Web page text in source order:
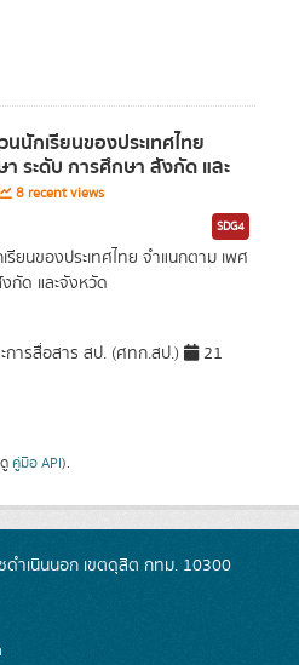
นักเรียนของประเทศไทย
ระดับ การศึกษา สังกัด และ
8 recent views
SDG4
ยนของประเทศไทย จำแนกตาม เพศ
กัด และจังหวัด
การสื่อสาร สป. (ศทก.สป.)
21
คู่มือ API).
ดำเนินนอก เขตดุสิต กทม. 10300